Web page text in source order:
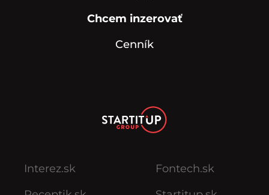
Chcem inzerovať
Cenník
Interez.sk
Fontech.sk